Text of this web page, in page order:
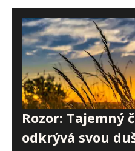
Rozor: Tajemný
odkrývá svou